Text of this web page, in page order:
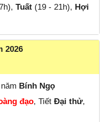
Tuất (19 - 21h), Hợi
2026
năm Bính Ngọ
đạo, TiếtĐại thử,